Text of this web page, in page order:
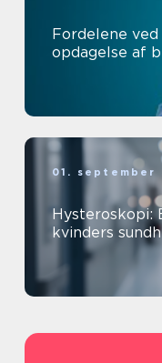
Fordelene
opdagelse af
01. september
Hysteroskopi:
kvinders